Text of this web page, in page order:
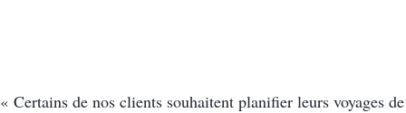
« Certains de nos clients souhaitent planifier leurs voyages de